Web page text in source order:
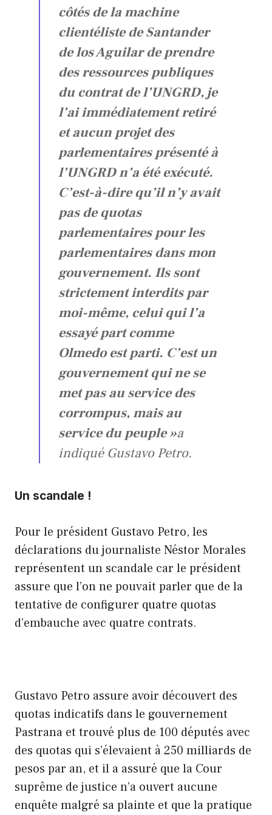
côtés de la machine
clientéliste de Santander
de los Aguilar de prendre
des ressources publiques
du contrat de l’UNGRD, je
l’ai immédiatement retiré
et aucun projet des
parlementaires présenté à
l’UNGRD n’a été exécuté.
C’est-à-dire qu’il n’y avait
pas de quotas
parlementaires pour les
parlementaires dans mon
gouvernement. Ils sont
strictement interdits par
moi-même, celui qui l’a
essayé part comme
Olmedo est parti. C’est un
gouvernement qui ne se
met pas au service des
corrompus, mais au
service du peuple »a
indiqué Gustavo Petro.
Un scandale !
Pour le président Gustavo Petro, les
déclarations du journaliste Néstor Morales
représentent un scandale car le président
assure que l’on ne pouvait parler que de la
tentative de configurer quatre quotas
d’embauche avec quatre contrats.
Gustavo Petro assure avoir découvert des
quotas indicatifs dans le gouvernement
Pastrana et trouvé plus de 100 députés avec
des quotas qui s’élevaient à 250 milliards de
pesos par an, et il a assuré que la Cour
suprême de justice n’a ouvert aucune
enquête malgré sa plainte et que la pratique